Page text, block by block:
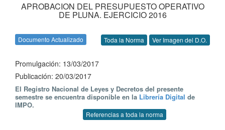
APROBACION DEL PRESUPUESTO OPERATIVO
DE PLUNA. EJERCICIO 2016
Documento Actualizado Toda la Norma Ver Imagen del D.O.
Promulgación: 13/03/2017
Publicación: 20/03/2017
El Registro Nacional de Leyes y Decretos del presente
semestre se encuentra disponible en la Librería Digital de
IMPO.
Referencias a toda la norma